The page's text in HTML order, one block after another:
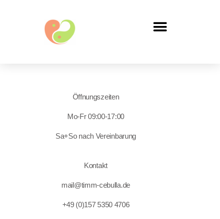
Öffnungszeiten
Mo-Fr 09:00-17:00
Sa+So nach Vereinbarung
Kontakt
mail@timm-cebulla.de
+49 (0)157 5350 4706